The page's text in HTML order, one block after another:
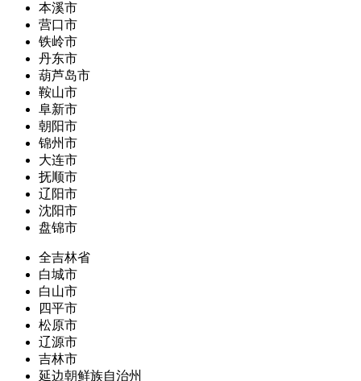
本溪市
营口市
铁岭市
丹东市
葫芦岛市
鞍山市
阜新市
朝阳市
锦州市
大连市
抚顺市
辽阳市
沈阳市
盘锦市
全吉林省
白城市
白山市
四平市
松原市
辽源市
吉林市
延边朝鲜族自治州